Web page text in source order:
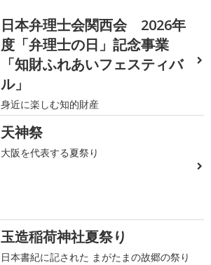
日本弁理士会関西会 2026年
度「弁理士の日」記念事業
「知財ふれあいフェスティバ
ル」
身近に楽しむ知的財産
天神祭
大阪を代表する夏祭り
玉造稲荷神社夏祭り
日本書紀に記された まがたまの故郷の祭り